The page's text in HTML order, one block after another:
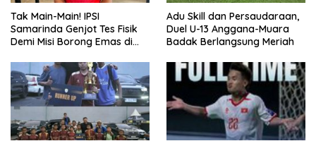
Tak Main-Main! IPSI
Samarinda Genjot Tes Fisik
Demi Misi Borong Emas di
Adu Skill dan Persaudaraan,
Duel U-13 Anggana-Muara
Badak Berlangsung Meriah